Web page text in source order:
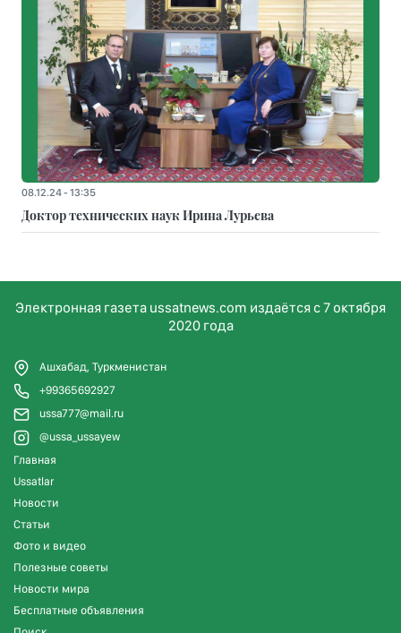
08.12.24 - 13:35
Доктор технических наук Ирина Лурьева
Электронная газета ussatnews.com издаётся с 7 октября
2020 года
Ашхабад, Туркменистан
+99365692927
ussa777@mail.ru
@ussa_ussayew
Главная
Ussatlar
Новости
Статьи
Фото и видео
Полезные советы
Новости мира
Бесплатные объявления